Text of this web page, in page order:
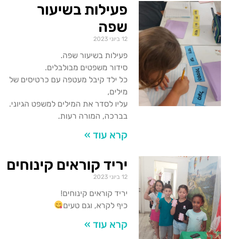
פעילות בשיעור
שפה
12 ביוני 2023
פעילות בשיעור שפה.
סידור משפטים מבולבלים.
כל ילד קיבל מעטפה עם כרטיסים של
מילים,
עליו לסדר את המילים למשפט הגיוני.
בברכה, המורה רעות.
קרא עוד »
יריד קוראים קינוחים
12 ביוני 2023
יריד קוראים קינוחים!
כיף לקרא, וגם טעים
קרא עוד »